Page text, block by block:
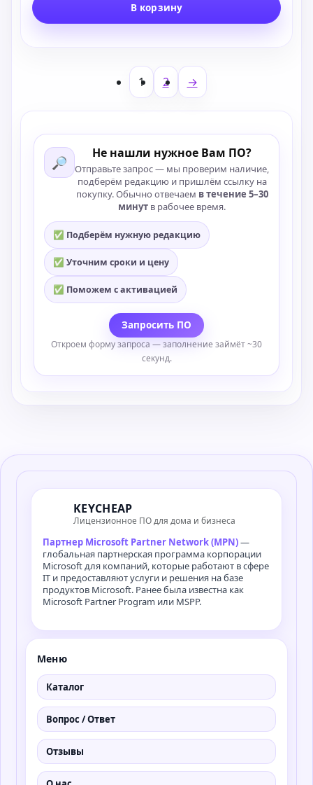
В корзину
1 2 →
🔎
Не нашли нужное Вам ПО?
Отправьте запрос — мы проверим наличие,
подберём редакцию и пришлём ссылку на
покупку. Обычно отвечаем в течение 5–30
минут в рабочее время.
✅ Подберём нужную редакцию
✅ Уточним сроки и цену
✅ Поможем с активацией
Запросить ПО
Откроем форму запроса — заполнение займёт ~30
секунд.
KEYCHEAP
Лицензионное ПО для дома и бизнеса
Партнер Microsoft Partner Network (MPN)—
глобальная партнерская программа корпорации
Microsoft для компаний, которые работают в сфере
IT и предоставляют услуги и решения на базе
продуктов Microsoft. Ранее была известна как
Microsoft Partner Program или MSPP.
Меню
Каталог
Вопрос / Ответ
Отзывы